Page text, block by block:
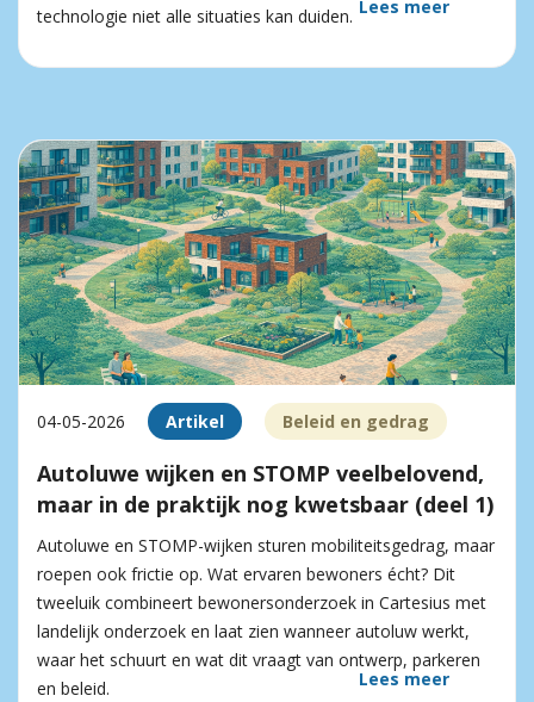
technologie niet alle situaties kan duiden. Lees meer
04-05-2026 Artikel Beleid en gedrag
Autoluwe wijken en STOMP veelbelovend,
maar in de praktijk nog kwetsbaar (deel 1)
Autoluwe en STOMP-wijken sturen mobiliteitsgedrag, maar
roepen ook frictie op. Wat ervaren bewoners écht? Dit
tweeluik combineert bewonersonderzoek in Cartesius met
landelijk onderzoek en laat zien wanneer autoluw werkt,
waar het schuurt en wat dit vraagt van ontwerp, parkeren
en beleid.
Lees meer